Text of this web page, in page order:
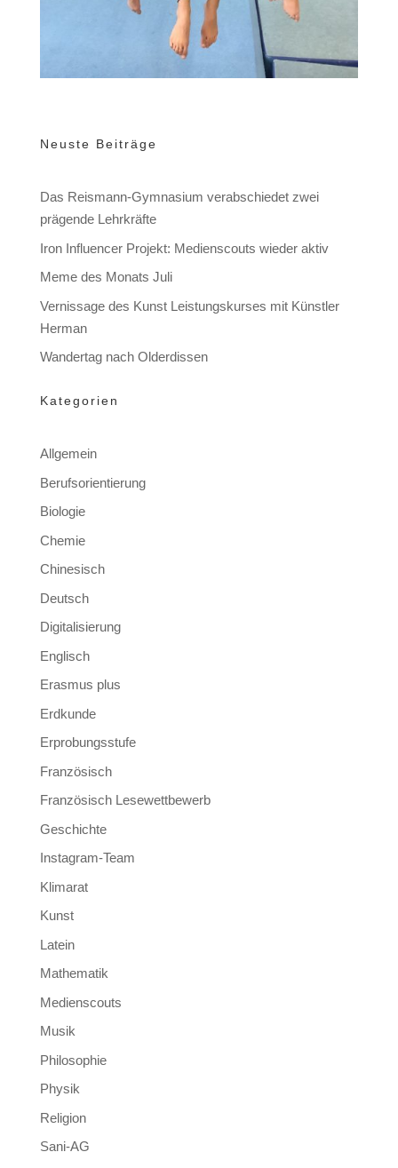
Neuste Beiträge
Das Reismann-Gymnasium verabschiedet zwei
prägende Lehrkräfte
Iron Influencer Projekt: Medienscouts wieder aktiv
Meme des Monats Juli
Vernissage des Kunst Leistungskurses mit Künstler
Herman
Wandertag nach Olderdissen
Kategorien
Allgemein
Berufsorientierung
Biologie
Chemie
Chinesisch
Deutsch
Digitalisierung
Englisch
Erasmus plus
Erdkunde
Erprobungsstufe
Französisch
Französisch Lesewettbewerb
Geschichte
Instagram-Team
Klimarat
Kunst
Latein
Mathematik
Medienscouts
Musik
Philosophie
Physik
Religion
Sani-AG